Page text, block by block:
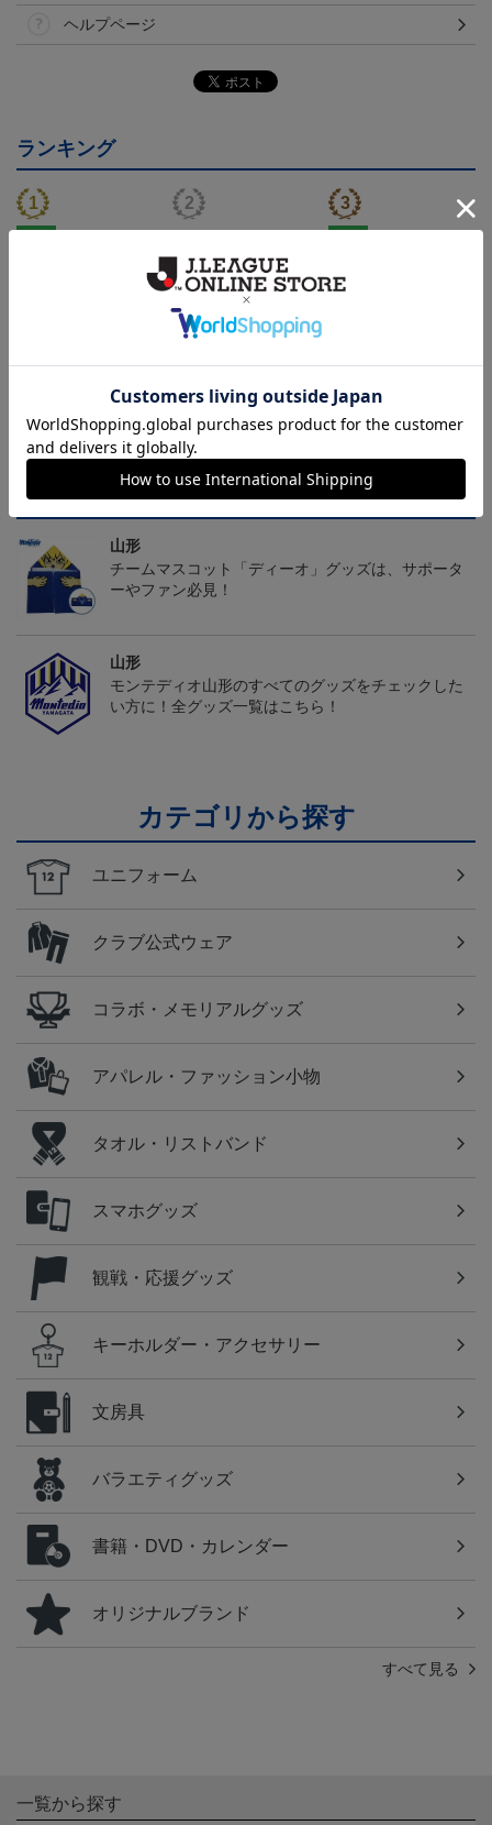
ヘルプページ
ランキング
チュウ タオルマフラー
2,500円
ニフォーム半袖（FP1st）
18,700円～23,760円
ベアー タオルマフラー
2,500円
トピックス
山形
チームマスコット「ディーオ」グッズは、サポータ
ーやファン必見！
山形
モンテディオ山形のすべてのグッズをチェックした
い方に！全グッズ一覧はこちら！
カテゴリから探す
ユニフォーム
クラブ公式ウェア
コラボ・メモリアルグッズ
アパレル・ファッション小物
タオル・リストバンド
スマホグッズ
観戦・応援グッズ
キーホルダー・アクセサリー
文房具
バラエティグッズ
書籍・DVD・カレンダー
オリジナルブランド
すべて見る
一覧から探す